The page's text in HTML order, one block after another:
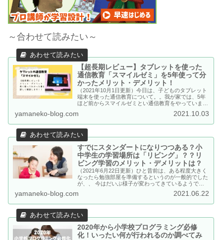
～合わせて読みたい～
【超長期レビュー】タブレットを使った
通信教育「スマイルゼミ」を5年使って分
かったメリット・デメリット！
（2021年10月1日更新）今日は、子どものタブレット
端末を使った通信教育について。。我が家では、5年
ほど前からスマイルゼミとい通信教育をやっていま
す。 小学校1年生～6年生まで、スマイルゼミを続け
てみた超長期レビュー！実際スマイルゼミを使ってみ
た感想や機能のご紹介をしています。
yamaneko-blog.com 2021.10.03
すでにスタンダートになりつつある？小
中学生の学習場所は「リビング」？？リ
ビング学習のメリット・デメリットは？
（2021年6月22日更新）ひと昔前は、ある程度大きく
なったら勉強部屋を準備するというのが一般的でした
が、、 今はだいぶ様子が変わってきているようで
す。最近は家族が集まるリビングで学習するのが主
流。時代に逆行しているようですが実はちゃんと意味
があるのです。
yamaneko-blog.com 2021.06.22
2020年から小学校プログラミング必修
化！いったい何が行われるのか調べてみ